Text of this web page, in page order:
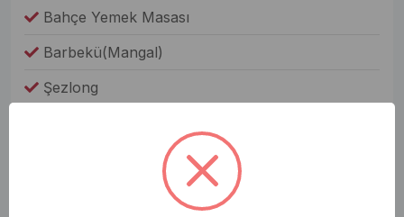
Bahçe Yemek Masası
Barbekü(Mangal)
Şezlong
Saç Kurutma Makinesi